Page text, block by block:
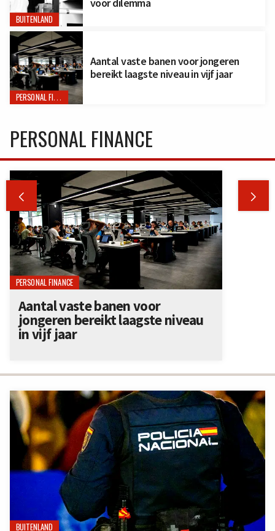
BUITENLAND
PERSONAL FINANCE
Aantal vaste banen voor jongeren
bereikt laagste niveau in vijf jaar
BUITENLAND
PERSONAL FINANCE
 
PERSONAL FINANCE
Aantal vaste banen voor
jongeren bereikt laagste niveau
in vijf jaar